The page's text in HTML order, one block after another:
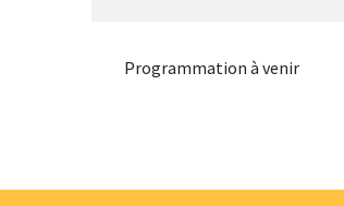
Programmation à venir